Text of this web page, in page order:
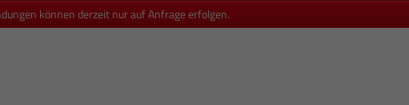
können derzeit nur auf Anfrage erfolgen.